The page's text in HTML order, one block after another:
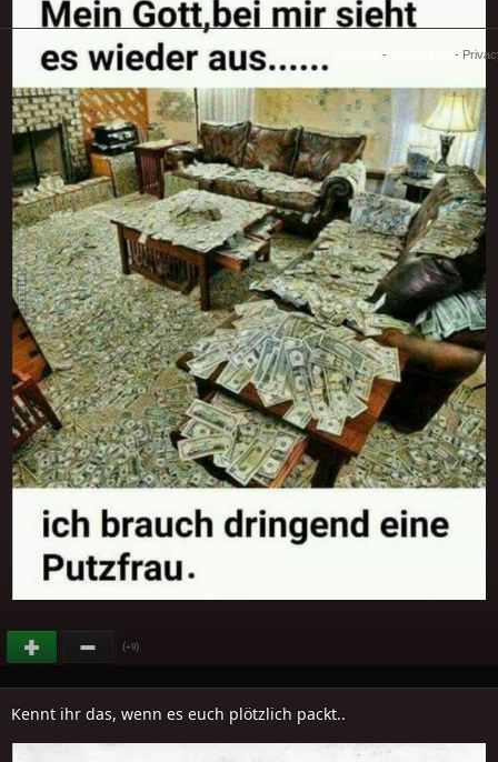
(+9)
Kennt ihr das, wenn es euch plötzlich packt..
- -